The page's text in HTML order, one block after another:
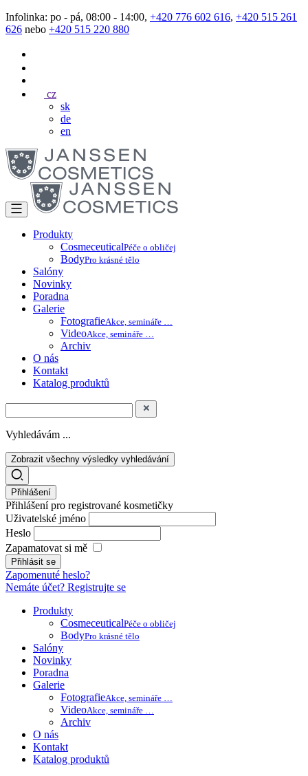
Infolinka: po - pá, 08:00 - 14:00, +420 776 602 616, +420 515 261
626 nebo +420 515 220 880
cz
sk
de
en
Produkty
CosmeceuticalPéče o obličej
BodyPro krásné tělo
Salóny
Novinky
Poradna
Galerie
FotografieAkce, semináře …
VideoAkce, semináře …
Archiv
O nás
Kontakt
Katalog produktů
Vyhledávám ...
Zobrazit všechny výsledky vyhledávání
Přihlášení
Přihlášení pro registrované kosmetičky
Uživatelské jméno
Heslo
Zapamatovat si mě
Zapomenuté heslo?
Nemáte účet? Registrujte se
Produkty
CosmeceuticalPéče o obličej
BodyPro krásné tělo
Salóny
Novinky
Poradna
Galerie
FotografieAkce, semináře …
VideoAkce, semináře …
Archiv
O nás
Kontakt
Katalog produktů